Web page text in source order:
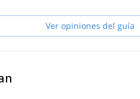
Ver opiniones del guía